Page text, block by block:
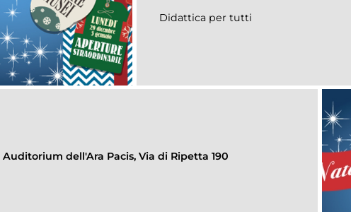
Didattica per tutti
Auditorium dell'Ara Pacis, Via di Ripetta 190